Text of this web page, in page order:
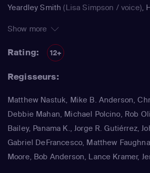
Yeardley Smith (Lisa Simpson / voice),
Castellaneta(Homer Simpson / Kodos)
(Bart Simpson)
Houten / Clancy Wiggum / Snake
(Marge Simpson / Patty
Bouvier)
Nancy Cartwright
(Cletus
Show more
Rating: 12+
Regisseurs:
Matthew Nastuk, Mike B. Anderson,
Debbie Mahan, Michael Polcino, Rob
Bailey, Panama K., Jorge R. Gutiérrez,
Gabriel DeFrancesco, Matthew
Moore, Bob Anderson, Lance Kramer,